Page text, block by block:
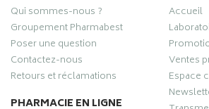
Qui sommes-nous ?
Groupement Pharmabest
Poser une question
Contactez-nous
Retours et réclamations
PHARMACIE EN LIGNE
Accueil
Ventes
Espace